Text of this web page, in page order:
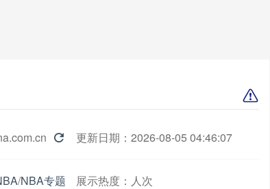
 更新日期：2026-08-05 04:46:07
/NBA专题 展示热度： 人次